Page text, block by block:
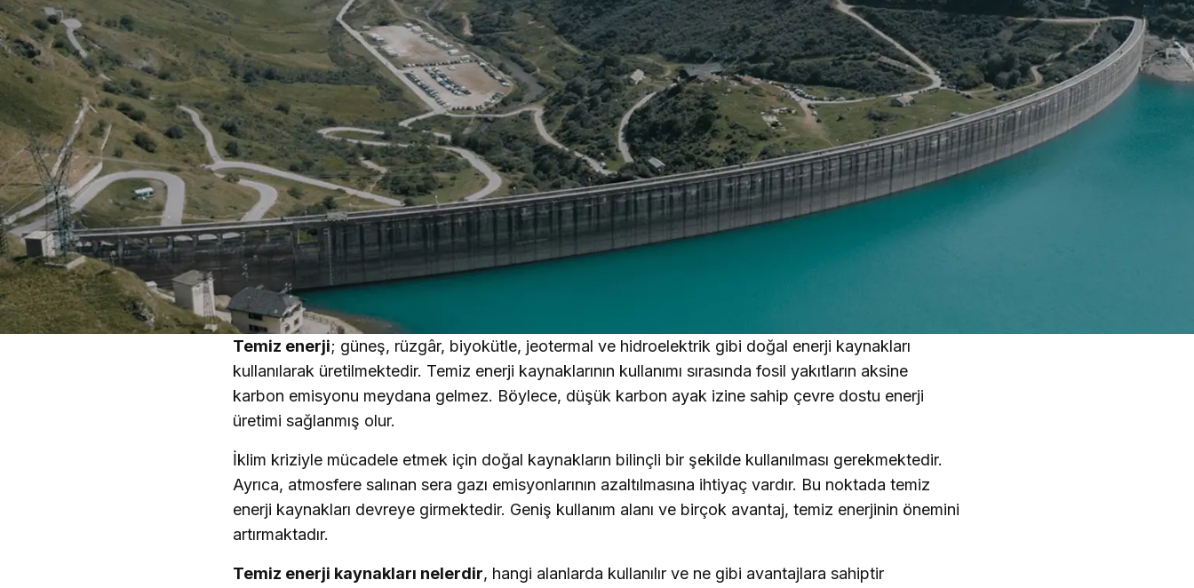
Temiz enerji; güneş, rüzgâr, biyokütle, jeotermal ve hidroelektrik gibi doğal enerji kaynakları
kullanılarak üretilmektedir. Temiz enerji kaynaklarının kullanımı sırasında fosil yakıtların aksine
karbon emisyonu meydana gelmez. Böylece, düşük karbon ayak izine sahip çevre dostu enerji
üretimi sağlanmış olur.
İklim kriziyle mücadele etmek için doğal kaynakların bilinçli bir şekilde kullanılması gerekmektedir.
Ayrıca, atmosfere salınan sera gazı emisyonlarının azaltılmasına ihtiyaç vardır. Bu noktada temiz
enerji kaynakları devreye girmektedir. Geniş kullanım alanı ve birçok avantaj, temiz enerjinin önemini
artırmaktadır.
Temiz enerji kaynakları nelerdir, hangi alanlarda kullanılır ve ne gibi avantajlara sahiptir